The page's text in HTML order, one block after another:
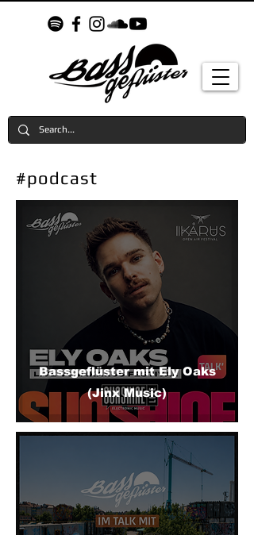
#podcast
Bassgeflüster mit Ely Oaks
(Jinx Music)